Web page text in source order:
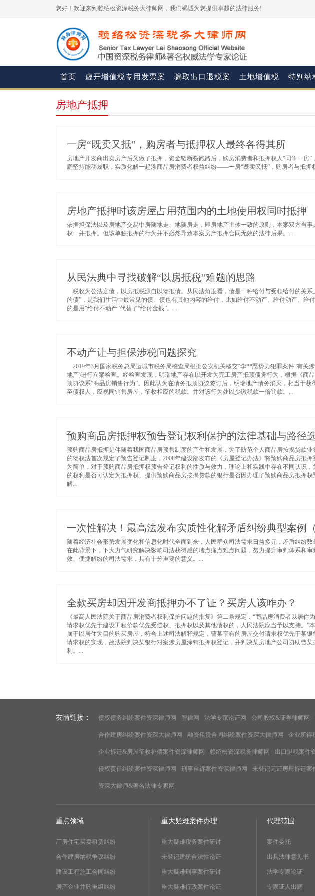
您好！欢迎来到赖绍松资深税务大律师网，我们竭诚为您提供卓越的法律服务!
首页 虚开增值税专用发票案 骗取出口退税案 土地增值税 特别纳
房地产抵押
一房“既卖又抵”，购房者与抵押权人最终各得其所
房地产开发商出卖房产后又做了抵押，资金链断裂跑路后，购房消费者和抵押权人“同争一
庭坚持能动履职，实质化解一起涉商品房消费者权益纠纷——一房“既卖又抵”，购房者与抵押
房地产抵押时该房屋占用范围内的土地使用权同时抵押
依据担保法以及房地产交易中房随地走、地随房走，即房地产主体一致的原则，本案双方当
权一并抵押。但该单独抵押的行为并不必然导致本案房产抵押合同无效的法律后果。...
从民法典中寻找破解“以房抵税”难题的思路
税收为公法之债，以房抵税源自以物抵债。从民法角度看，债是一种给付与受领给付的关
的债”，是我们生活中最常见的债。债也有其他内容的给付，比如给付不动产、给付动产、给
的是用“给付不动产”代替了“给付金钱”。...
不动产让与担保涉税问题探究
2019年3月国家税务总局运城市税务局稽查局根据公安机关移交“李**恶势力犯罪案件”有关
地产)进行立案检查。经检查发现，明瑞地产存在以开发为完工房产抵顶债务行为，根据《商
顶协议系“商品房销售行为”。因此认为在债务抵顶协议签订后，明瑞地产债务消灭，相当于
至债权人，应视同销售房屋，征收相应的税款。并对该行为处以少缴税款一倍罚款。...
预购商品房抵押权预告登记权利保护的法律基础与路径
预购商品房抵押是伴随着我国商品房预售制度的产生和发展，为了防范个人商品房按揭贷款
的物权法首次规定了预告登记制度，2008年建设部发布的《房屋登记办法》将预购商品房抵
为简单，对于预购商品房抵押权预告登记权利的性质与效力，理论上和实践中存在不同认识
的权利是否可认定为抵押权、提供预购商品房按揭贷款的银行是否因办理了预购商品房抵押
解...
一次性解决！最高法发布实质性化解矛盾纠纷典型案例
随着经济社会形势发展变化和信息化时代全面到来，人民群众司法需求日益多元，矛盾纠纷
在此背景下，下大力气研究解决影响司法获得感的堵点痛点难点问题，努力提升审判体系和
效、便捷解纷的司法需求，具有十分重要的意义。...
全款买房却因开发商抵押办不了证？买房人该咋办？
《最高人民法院关于商品房消费者权利保护问题的批复》第二条规定：“商品房消费者以居
请求权优先于建设工程价款优先受偿权、抵押权以及其他债权的，人民法院应当予以支持。”
属于以居住为目的购买房屋，符合上述司法解释规定，曹某享有的房屋交付请求权优先于某
请求权的实现，故法院判决某银行对案涉房屋涂销抵押权登记，并判决某房地产公司协助曹
利。...
友情链接： 债权债务纠纷案件资深律师网 智律网 法学专家论证网 公司股权&证券律师网
合作建房纠纷案件资深大律师网 融资租赁合同纠纷案件资深大律师网 企业所得
企业拆迁&房屋征收补偿案件资深律师网 赖绍松资深税务律师网 出口退税案件
侵权责任纠纷案件资深律师网 刑事自诉案件资深律师网 未登记无证房屋拆迁案
资深大律师&著名法律专家网
重点领域
厂房住宅买卖租赁纠纷
合作建房纳税争议纠纷
建设工程施工合同纠纷
房产企业并购重组纠纷
重大疑难案件办理
重大疑难税务案件研讨
未登记建筑合法性论证
重大疑难刑事案件研讨
重大疑难行政案件论证
代理范围
案件委托
出具法律意见书
法学专家论证
专家证人出庭